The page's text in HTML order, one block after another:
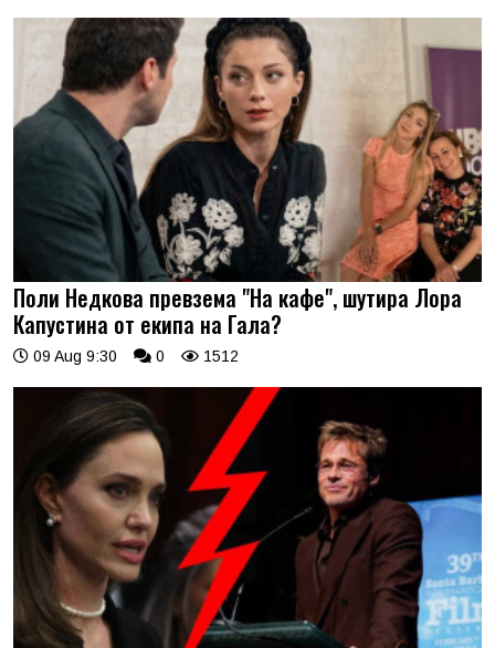
Поли Недкова превзема "На кафе", шутира Лора
Капустина от екипа на Гала?
09 Aug 9:30 0 1512